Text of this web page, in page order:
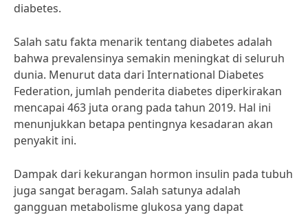
diabetes.
Salah satu fakta menarik tentang diabetes adalah
bahwa prevalensinya semakin meningkat di seluruh
dunia. Menurut data dari International Diabetes
Federation, jumlah penderita diabetes diperkirakan
mencapai 463 juta orang pada tahun 2019. Hal ini
menunjukkan betapa pentingnya kesadaran akan
penyakit ini.
Dampak dari kekurangan hormon insulin pada tubuh
juga sangat beragam. Salah satunya adalah
gangguan metabolisme glukosa yang dapat